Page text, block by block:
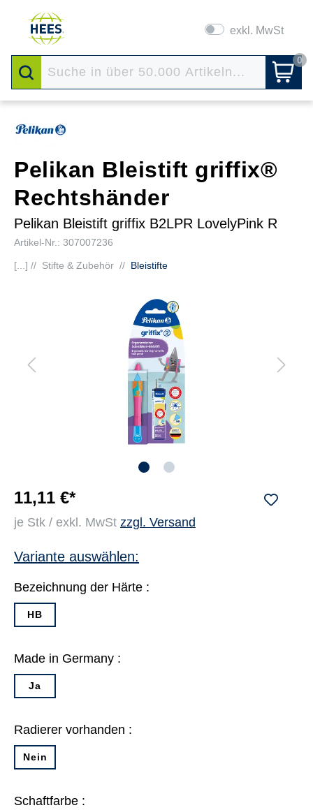
exkl. MwSt
0
Pelikan Bleistift griffix®
Rechtshänder
Pelikan Bleistift griffix B2LPR LovelyPink R
Artikel-Nr.: 307007236
[...] // Stifte & Zubehör // Bleistifte
11,11 €*
je Stk / exkl. MwSt zzgl. Versand
Variante auswählen:
Bezeichnung der Härte :
HB
Made in Germany :
Ja
Radierer vorhanden :
Nein
Schaftfarbe :